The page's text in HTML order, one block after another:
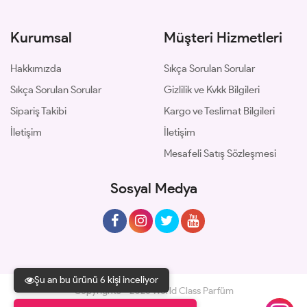
Şu an bu ürünü 6 kişi inceliyor
Kurumsal
Hakkımızda
Sıkça Sorulan Sorular
Sipariş Takibi
İletişim
Müşteri Hizmetleri
Sıkça Sorulan Sorular
Gizlilik ve Kvkk Bilgileri
Kargo ve Teslimat Bilgileri
İletişim
Mesafeli Satış Sözleşmesi
Sosyal Medya
Copyrights © 2026 World Class Parfüm